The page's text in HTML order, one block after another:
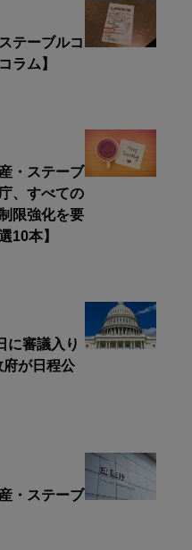
テーブルコ
ラム】
・ステーブ
、すべての
限強化を要
10本】
に審議入り
が日程公
・ステーブ